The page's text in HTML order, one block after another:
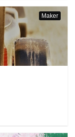
Maker